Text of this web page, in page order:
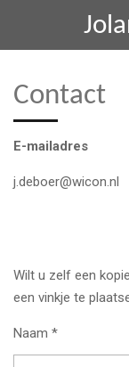
de
hoofdinhoud
Contact
E-mailadres
j.deboer@wicon.nl
Wilt u zelf een
een vinkje te
Naam *